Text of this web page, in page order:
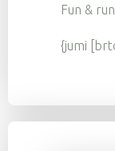
Fun & run
{jumi